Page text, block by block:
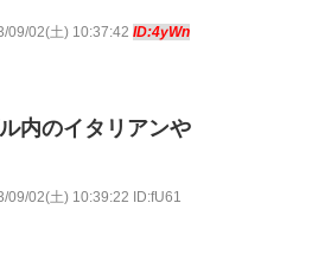
09/02(土) 10:37:42 ID:4yWn
内のイタリアンや
09/02(土) 10:39:22 ID:fU61